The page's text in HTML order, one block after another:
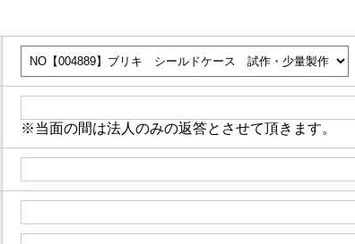
※当面の間は法人のみの返答とさせて頂きます。